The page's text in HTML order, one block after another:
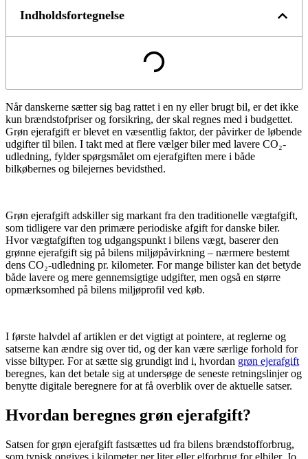
Indholdsfortegnelse
Når danskerne sætter sig bag rattet i en ny eller brugt bil, er det ikke
kun brændstofpriser og forsikring, der skal regnes med i budgettet.
Grøn ejerafgift er blevet en væsentlig faktor, der påvirker de løbende
udgifter til bilen. I takt med at flere vælger biler med lavere CO₂-
udledning, fylder spørgsmålet om ejerafgiften mere i både
bilkøbernes og bilejernes bevidsthed.
Grøn ejerafgift adskiller sig markant fra den traditionelle vægtafgift,
som tidligere var den primære periodiske afgift for danske biler.
Hvor vægtafgiften tog udgangspunkt i bilens vægt, baserer den
grønne ejerafgift sig på bilens miljøpåvirkning – nærmere bestemt
dens CO₂-udledning pr. kilometer. For mange bilister kan det betyde
både lavere og mere gennemsigtige udgifter, men også en større
opmærksomhed på bilens miljøprofil ved køb.
I første halvdel af artiklen er det vigtigt at pointere, at reglerne og
satserne kan ændre sig over tid, og der kan være særlige forhold for
visse biltyper. For at sætte sig grundigt ind i, hvordan grøn ejerafgift
beregnes, kan det betale sig at undersøge de seneste retningslinjer og
benytte digitale beregnere for at få overblik over de aktuelle satser.
Hvordan beregnes grøn ejerafgift?
Satsen for grøn ejerafgift fastsættes ud fra bilens brændstofforbrug,